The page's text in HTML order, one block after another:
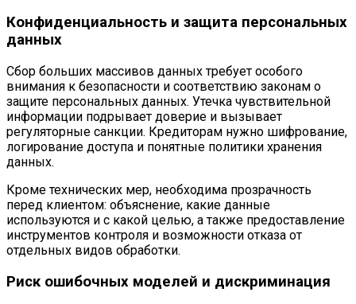
Конфиденциальность и защита персональных
данных
Сбор больших массивов данных требует особого
внимания к безопасности и соответствию законам о
защите персональных данных. Утечка чувствительной
информации подрывает доверие и вызывает
регуляторные санкции. Кредиторам нужно шифрование,
логирование доступа и понятные политики хранения
данных.
Кроме технических мер, необходима прозрачность
перед клиентом: объяснение, какие данные
используются и с какой целью, а также предоставление
инструментов контроля и возможности отказа от
отдельных видов обработки.
Риск ошибочных моделей и дискриминация